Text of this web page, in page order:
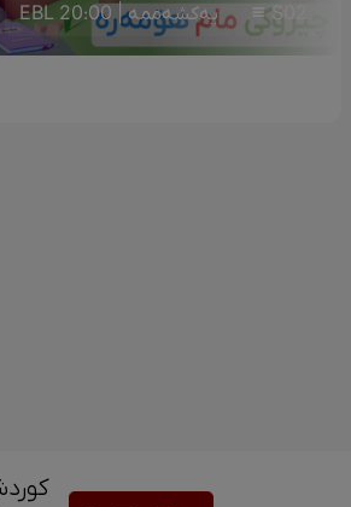
S02 یەکشەممە | 20:00 EBL